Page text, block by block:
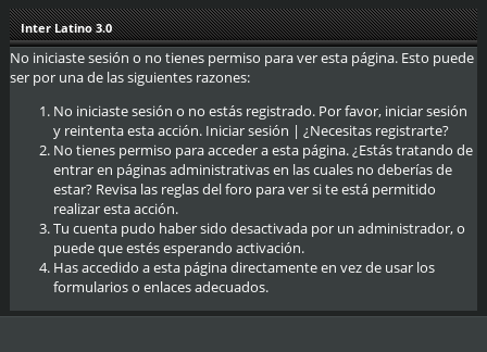
Inter Latino 3.0
No iniciaste sesión o no tienes permiso para ver esta página. Esto puede
ser por una de las siguientes razones:
No iniciaste sesión o no estás registrado. Por favor, iniciar sesión
y reintenta esta acción. Iniciar sesión | ¿Necesitas registrarte?
No tienes permiso para acceder a esta página. ¿Estás tratando de
entrar en páginas administrativas en las cuales no deberías de
estar? Revisa las reglas del foro para ver si te está permitido
realizar esta acción.
Tu cuenta pudo haber sido desactivada por un administrador, o
puede que estés esperando activación.
Has accedido a esta página directamente en vez de usar los
formularios o enlaces adecuados.